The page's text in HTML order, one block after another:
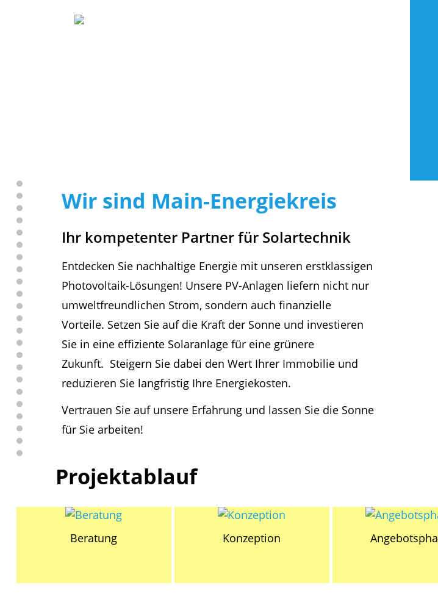
Wir sind Main-Energiekreis
Ihr kompetenter Partner für Solartechnik
Entdecken Sie nachhaltige Energie mit unseren erstklassigen
Photovoltaik-Lösungen! Unsere PV-Anlagen liefern nicht nur
umweltfreundlichen Strom, sondern auch finanzielle
Vorteile. Setzen Sie auf die Kraft der Sonne und investieren
Sie in eine effiziente Solaranlage für eine grünere
Zukunft. Steigern Sie dabei den Wert Ihrer Immobilie und
reduzieren Sie langfristig Ihre Energiekosten.
Vertrauen Sie auf unsere Erfahrung und lassen Sie die Sonne
für Sie arbeiten!
Projektablauf
Beratung Konzeption